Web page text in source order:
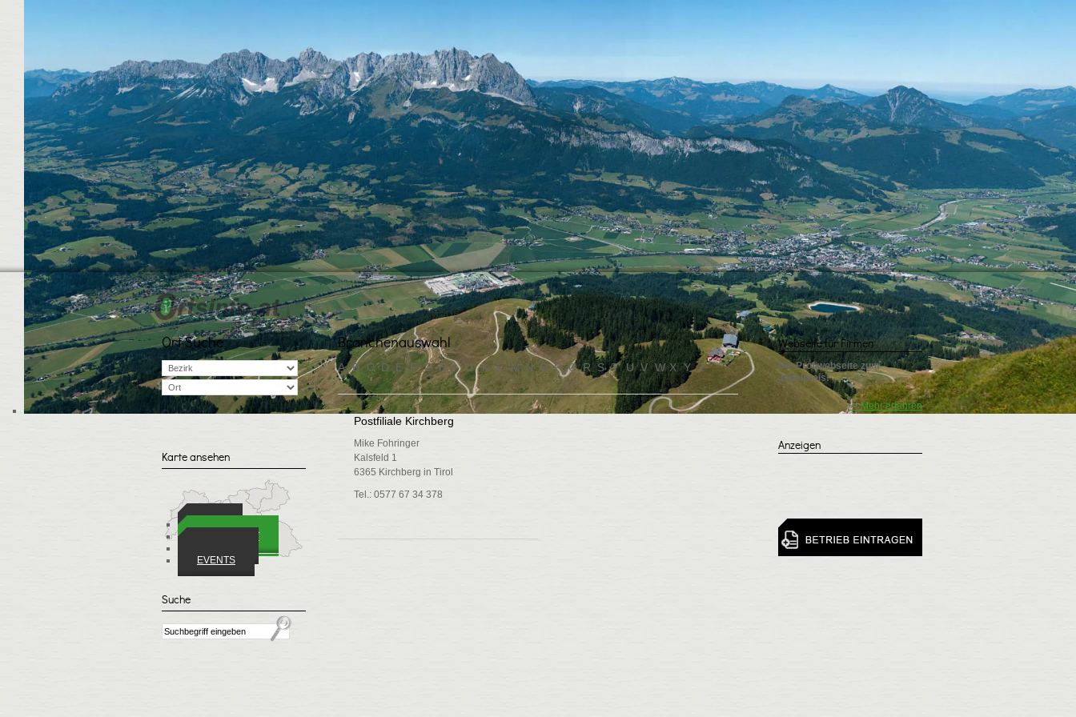
WIRTSCHAFT
EVENTS
Ort Suche
Karte ansehen
Suche
Branchenauswahl
A B C D E F G H I J K L M N O P Q R S T U V W X Y Z
Postfiliale Kirchberg
Mike Fohringer
Kalsfeld 1
6365 Kirchberg in Tirol
Tel.: 0577 67 34 378
Webseite für Firmen
Die Profiwebseite zum
Jodelpreis!
-> Mehr erfahren
Anzeigen